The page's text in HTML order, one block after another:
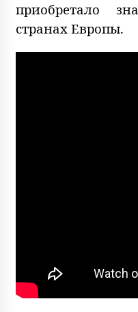
приобретало
странах Европы.